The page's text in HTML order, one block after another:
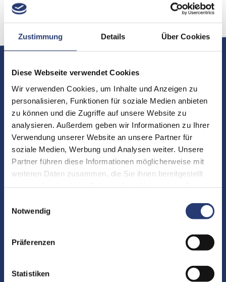
Zustimmung Details Über Cookies
Diese Webseite verwendet Cookies
Wir verwenden Cookies, um Inhalte und Anzeigen zu
personalisieren, Funktionen für soziale Medien anbieten
zu können und die Zugriffe auf unsere Website zu
analysieren. Außerdem geben wir Informationen zu Ihrer
Verwendung unserer Website an unsere Partner für
soziale Medien, Werbung und Analysen weiter. Unsere
Partner führen diese Informationen möglicherweise mit
weiteren Daten zusammen, die Sie ihnen bereitgestellt
Notwendig
Präferenzen
Statistiken
Artikelnummer: AX9-FLXCVR-MIR-8
Geeignet für